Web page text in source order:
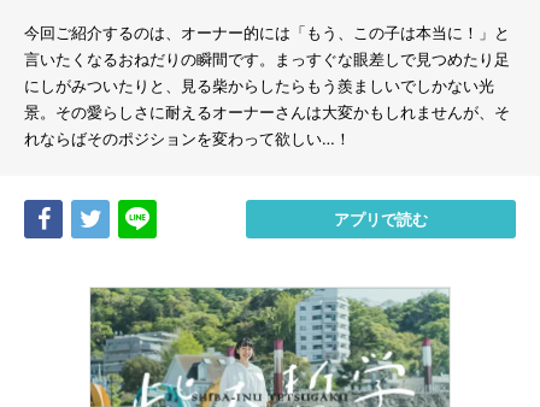
今回ご紹介するのは、オーナー的には「もう、この子は本当に！」と
言いたくなるおねだりの瞬間です。まっすぐな眼差しで見つめたり足
にしがみついたりと、見る柴からしたらもう羨ましいでしかない光
景。その愛らしさに耐えるオーナーさんは大変かもしれませんが、そ
れならばそのポジションを変わって欲しい…！
Share Tweet アプリで読む